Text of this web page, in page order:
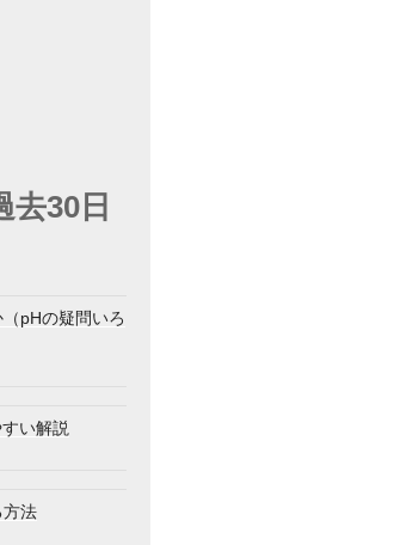
\tag{1.1}
30日
pHの疑問いろ
い解説
法